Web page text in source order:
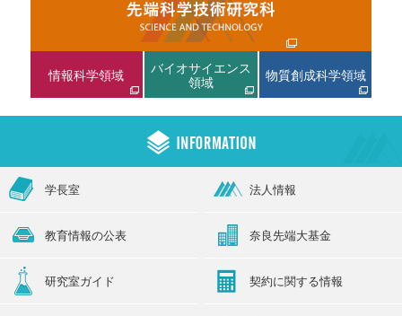
情報科学領域
バイオサイエンス
領域
物質創成科学領域
学長室 法人情報
教育情報の公表 奈良先端大基金
研究室ガイド 契約に関する情報